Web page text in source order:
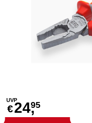
UVP
€24,95